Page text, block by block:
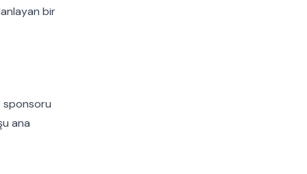
bir
sponsoru
ana